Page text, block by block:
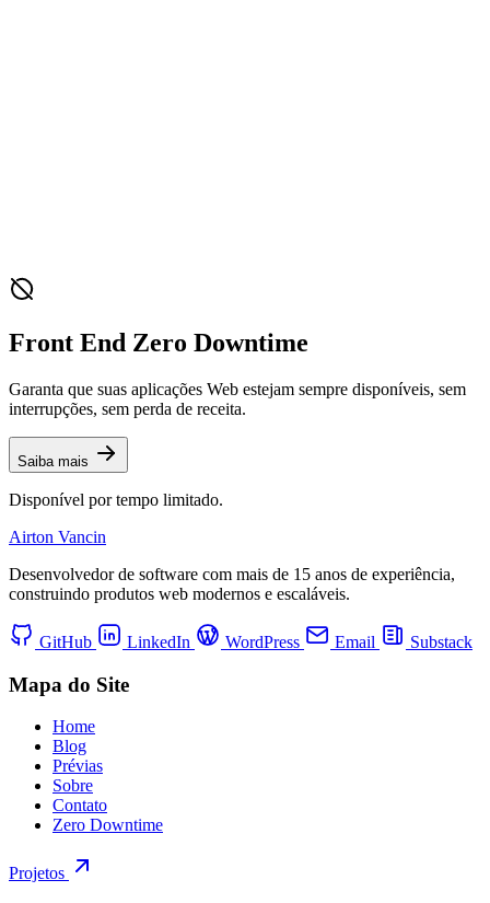
Front End Zero Downtime
Garanta que suas aplicações Web estejam sempre disponíveis, sem
interrupções, sem perda de receita.
Saiba mais
Disponível por tempo limitado.
Airton Vancin
Desenvolvedor de software com mais de 15 anos de experiência,
construindo produtos web modernos e escaláveis.
GitHub LinkedIn WordPress Email Substack
Mapa do Site
Home
Blog
Prévias
Sobre
Contato
Zero Downtime
Projetos